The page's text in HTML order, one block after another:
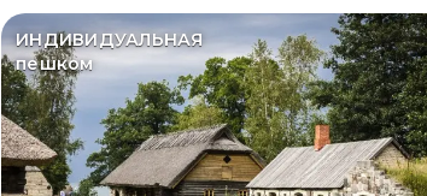
ИНДИВИДУАЛЬНАЯ
пешком